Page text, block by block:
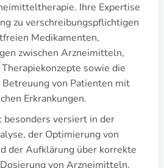
Ihre Expertise
zu verschreibungspflichtigen
Medikamenten,
zwischen Arzneimitteln,
sowie die
Betreuung von Patienten mit
Erkrankungen.
besonders versiert in der
der Optimierung von
der Aufklärung über korrekte
von Arzneimitteln.